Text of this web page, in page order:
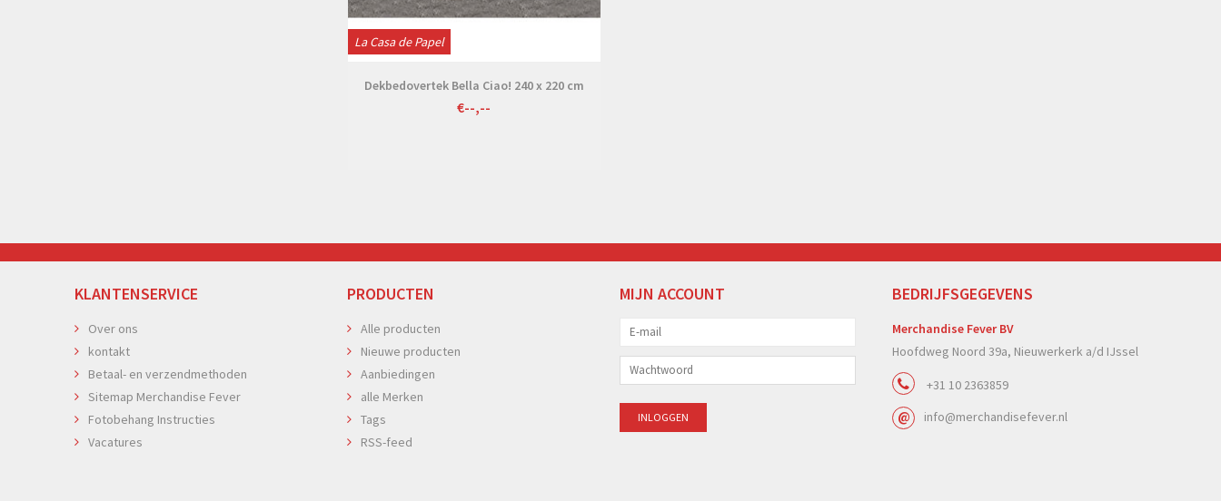
La Casa de Papel
Dekbedovertek Bella Ciao! 240 x 220 cm
€--,--
KLANTENSERVICE
Over ons
kontakt
Betaal- en verzendmethoden
Sitemap Merchandise Fever
Fotobehang Instructies
Vacatures
PRODUCTEN
Alle producten
Nieuwe producten
Aanbiedingen
alle Merken
Tags
RSS-feed
MIJN ACCOUNT BEDRIJFSGEGEVENS
Merchandise Fever BV
Hoofdweg Noord 39a, Nieuwerkerk a/d IJssel
+31 10 2363859
info@merchandisefever.nl